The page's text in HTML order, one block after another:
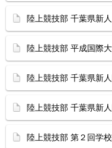
陸上競技部 千葉県新
陸上競技部 平成国際
陸上競技部 千葉県新
陸上競技部 千葉県新
陸上競技部 第２回学